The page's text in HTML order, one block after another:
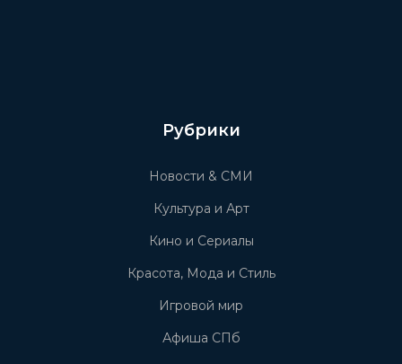
Рубрики
Новости & СМИ
Культура и Арт
Кино и Сериалы
Красота, Мода и Стиль
Игровой мир
Афиша СПб